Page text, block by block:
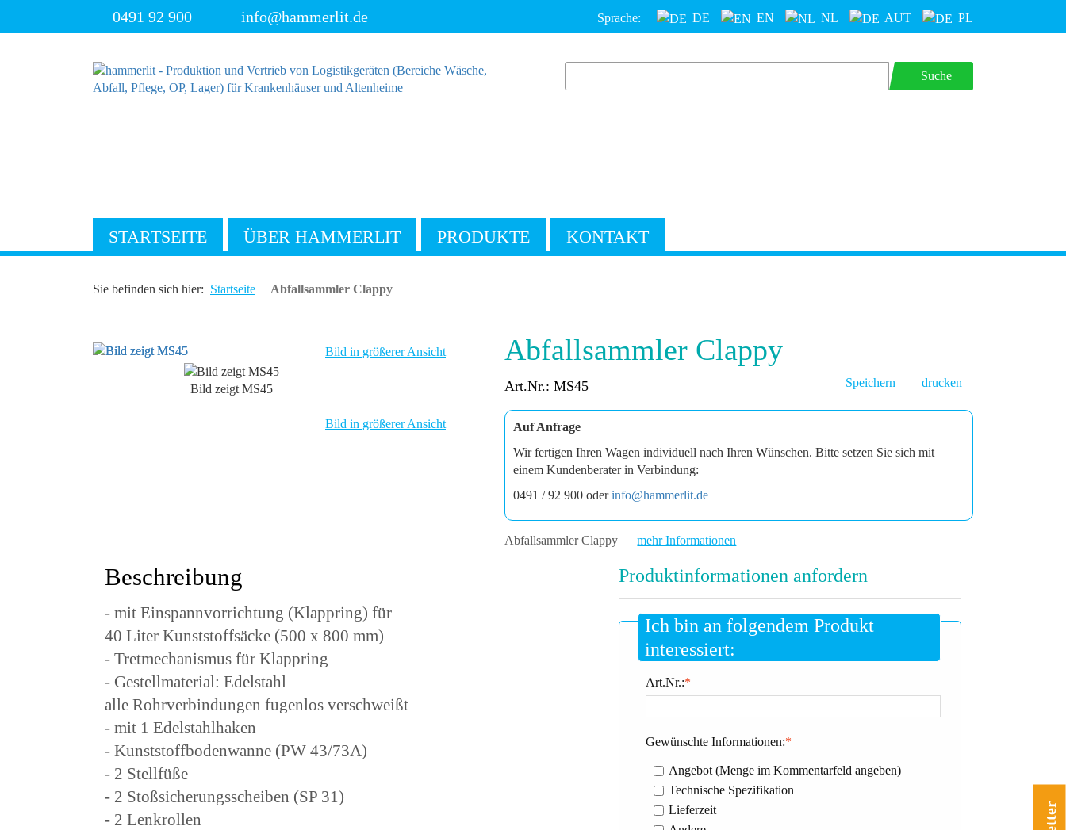
0491 92 900 info@hammerlit.de Sprache: DE EN NL AUT PL
Suche
STARTSEITE ÜBER HAMMERLIT PRODUKTE KONTAKT
Sie befinden sich hier: Startseite Abfallsammler Clappy
Abfallsammler Clappy
Art.Nr.: MS45 Speichern drucken
Auf Anfrage
Wir fertigen Ihren Wagen individuell nach Ihren Wünschen. Bitte setzen Sie sich mit
einem Kundenberater in Verbindung:
0491 / 92 900 oderinfo@hammerlit.de
Abfallsammler Clappy mehr Informationen
Bild in größerer Ansicht
Bild zeigt MS45
Bild in größerer Ansicht
Beschreibung
- mit Einspannvorrichtung (Klappring) für
40 Liter Kunststoffsäcke (500 x 800 mm)
- Tretmechanismus für Klappring
- Gestellmaterial: Edelstahl
alle Rohrverbindungen fugenlos verschweißt
- mit 1 Edelstahlhaken
- Kunststoffbodenwanne (PW 43/73A)
- 2 Stellfüße
- 2 Stoßsicherungsscheiben (SP 31)
- 2 Lenkrollen
Produktinformationen anfordern
Ich bin an folgendem Produkt
interessiert:
*
Art.Nr.:
*
Gewünschte Informationen:
Angebot (Menge im Kommentarfeld angeben)
Technische Spezifikation
Lieferzeit